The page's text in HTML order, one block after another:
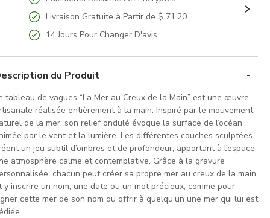
Livraison Gratuite à Partir de $ 71.20
14 Jours Pour Changer D'avis
du Produit
tableau de vagues “La Mer au Creux de la Main” est une œuvre
réalisée entièrement à la main. Inspiré par le mouvement
de la mer, son relief ondulé évoque la surface de l’océan
par le vent et la lumière. Les différentes couches sculptées
un jeu subtil d’ombres et de profondeur, apportant à l’espace
atmosphère calme et contemplative. Grâce à la gravure
chacun peut créer sa propre mer au creux de la main
y inscrire un nom, une date ou un mot précieux, comme pour
cette mer de son nom ou offrir à quelqu’un une mer qui lui est